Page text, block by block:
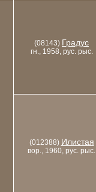
(08143) Градус
гн., 1958, рус. рыс.
(012388) Илистая
вор., 1960, рус. рыс.